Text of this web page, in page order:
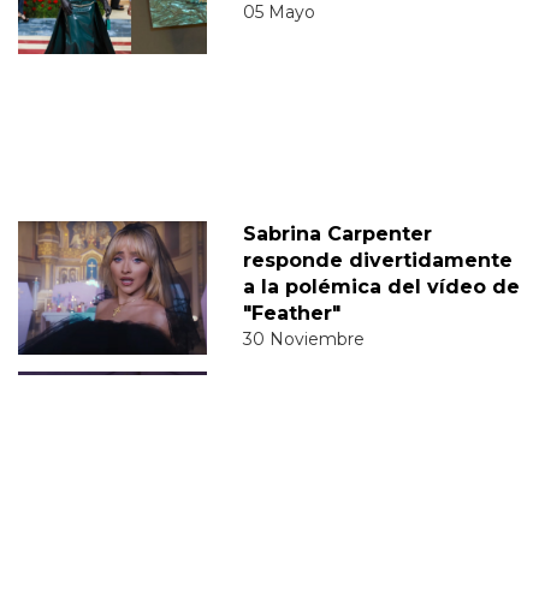
05 Mayo
Sabrina Carpenter
responde divertidamente
a la polémica del vídeo de
"Feather"
30 Noviembre